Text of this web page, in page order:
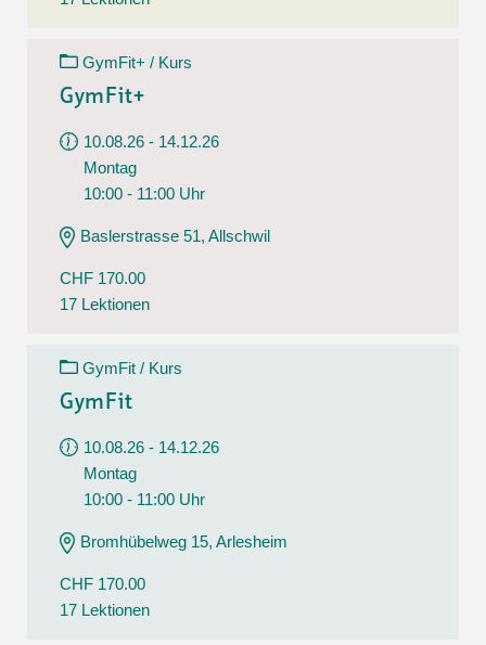
GymFit+ / Kurs
GymFit+
10.08.26 - 14.12.26
Montag
10:00 - 11:00 Uhr
Baslerstrasse 51, Allschwil
CHF 170.00
17 Lektionen
GymFit / Kurs
GymFit
10.08.26 - 14.12.26
Montag
10:00 - 11:00 Uhr
Bromhübelweg 15, Arlesheim
CHF 170.00
17 Lektionen